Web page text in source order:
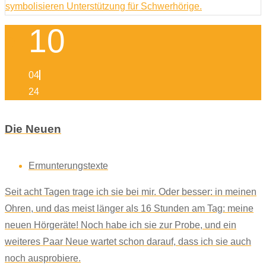
10
04
24
Die Neuen
Ermunterungstexte
Seit acht Tagen trage ich sie bei mir. Oder besser: in meinen
Ohren, und das meist länger als 16 Stunden am Tag: meine
neuen Hörgeräte! Noch habe ich sie zur Probe, und ein
weiteres Paar Neue wartet schon darauf, dass ich sie auch
noch ausprobiere.